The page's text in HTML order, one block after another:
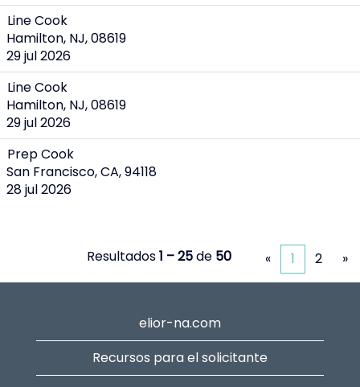
Line Cook
Hamilton, NJ, 08619
29 jul 2026
Line Cook
Hamilton, NJ, 08619
29 jul 2026
Prep Cook
San Francisco, CA, 94118
28 jul 2026
Resultados1 – 25de 50 « 1 2 »
elior-na.com
Recursos para el solicitante